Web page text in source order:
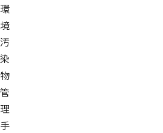
環
境
汚
染
物
管
理
手